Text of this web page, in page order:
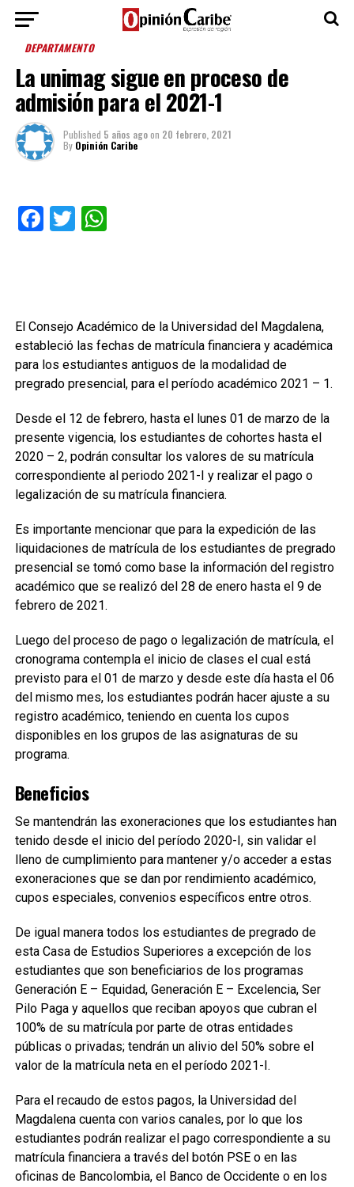
DEPARTAMENTO
La unimag sigue en proceso de
admisión para el 2021-1
Published 5 años agoon 20 febrero, 2021
By Opinión Caribe
Facebook
TwitterWhatsApp
El Consejo Académico de la Universidad del Magdalena,
estableció las fechas de matrícula financiera y académica
para los estudiantes antiguos de la modalidad de
pregrado presencial, para el período académico 2021 – 1.
Desde el 12 de febrero, hasta el lunes 01 de marzo de la
presente vigencia, los estudiantes de cohortes hasta el
2020 – 2, podrán consultar los valores de su matrícula
correspondiente al periodo 2021-I y realizar el pago o
legalización de su matrícula financiera.
Es importante mencionar que para la expedición de las
liquidaciones de matrícula de los estudiantes de pregrado
presencial se tomó como base la información del registro
académico que se realizó del 28 de enero hasta el 9 de
febrero de 2021.
Luego del proceso de pago o legalización de matrícula, el
cronograma contempla el inicio de clases el cual está
previsto para el 01 de marzo y desde este día hasta el 06
del mismo mes, los estudiantes podrán hacer ajuste a su
registro académico, teniendo en cuenta los cupos
disponibles en los grupos de las asignaturas de su
programa.
Beneficios
Se mantendrán las exoneraciones que los estudiantes han
tenido desde el inicio del período 2020-I, sin validar el
lleno de cumplimiento para mantener y/o acceder a estas
exoneraciones que se dan por rendimiento académico,
cupos especiales, convenios específicos entre otros.
De igual manera todos los estudiantes de pregrado de
esta Casa de Estudios Superiores a excepción de los
estudiantes que son beneficiarios de los programas
Generación E – Equidad, Generación E – Excelencia, Ser
Pilo Paga y aquellos que reciban apoyos que cubran el
100% de su matrícula por parte de otras entidades
públicas o privadas; tendrán un alivio del 50% sobre el
valor de la matrícula neta en el período 2021-I.
Para el recaudo de estos pagos, la Universidad del
Magdalena cuenta con varios canales, por lo que los
estudiantes podrán realizar el pago correspondiente a su
matrícula financiera a través del botón PSE o en las
oficinas de Bancolombia, el Banco de Occidente o en los